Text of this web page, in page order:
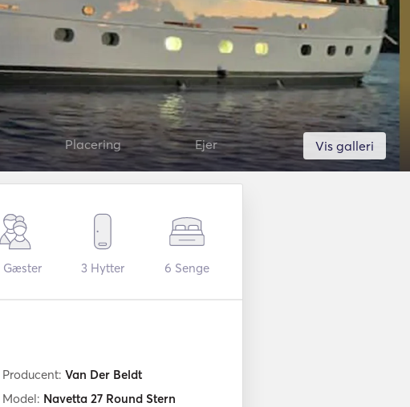
Vis galleri
Placering Ejer
Gæster 3 Hytter 6 Senge
Producent: Van Der Beldt
Model: Navetta 27 Round Stern